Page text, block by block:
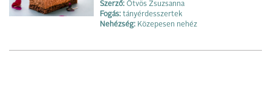
Szerző: Ötvös Zsuzsanna
Fogás: tányérdesszertek
Nehézség: Közepesen nehéz